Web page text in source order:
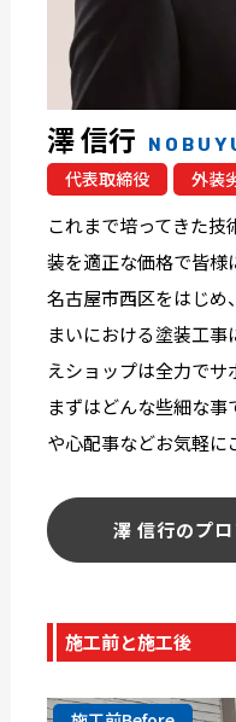
澤 信行
代表取締役 外装
これまで培ってきた
装を適正な価格で皆様
名古屋市西区をはじめ
まいにおける塗装工
えショップは全力でサ
まずはどんな些細な
や心配事などお気軽に
澤 信行のプ
施工前と施工後